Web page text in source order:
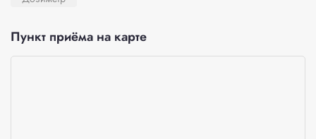
Пункт приёма на карте